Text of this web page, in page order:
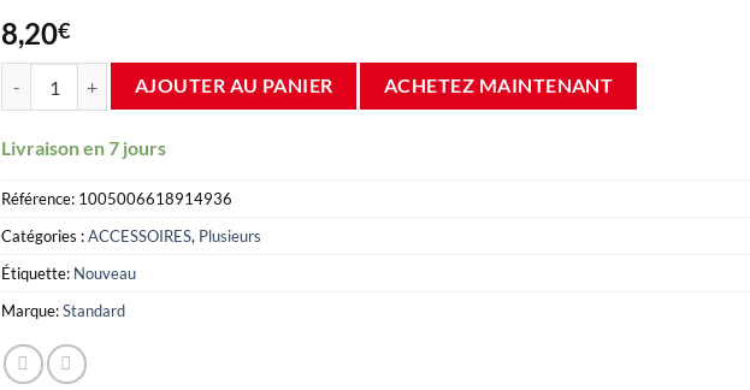
avis clients
8,20€
100 sacs jetables pour couvre-chaussures destinés à un distributeur automatique
AJOUTER AU PANIER ACHETEZ MAINTENANT
Livraison en 7 jours
Référence: 1005006618914936
Catégories :ACCESSOIRES, Plusieurs
Étiquette: Nouveau
Marque:Standard